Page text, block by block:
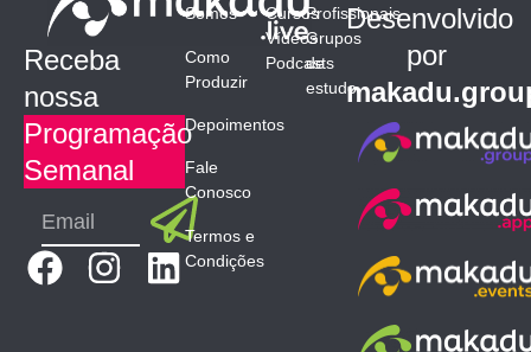
Receba
nossa
Programação
Semanal
Submit
F
I
L
Somos
Como
Produzir
Depoimentos
Fale
Conosco
Termos e
Condições
Cursos
Vídeos
Podcasts
Profissionais
Grupos
de
estudo
Desenvolvido
por